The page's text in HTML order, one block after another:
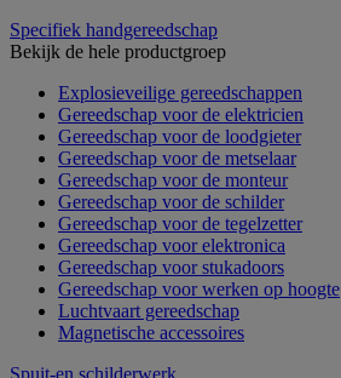
Specifiek handgereedschap
Bekijk de hele productgroep
Explosieveilige gereedschappen
Gereedschap voor de elektricien
Gereedschap voor de loodgieter
Gereedschap voor de metselaar
Gereedschap voor de monteur
Gereedschap voor de schilder
Gereedschap voor de tegelzetter
Gereedschap voor elektronica
Gereedschap voor stukadoors
Gereedschap voor werken op hoogte
Luchtvaart gereedschap
Magnetische accessoires
Spuit-en schilderwerk